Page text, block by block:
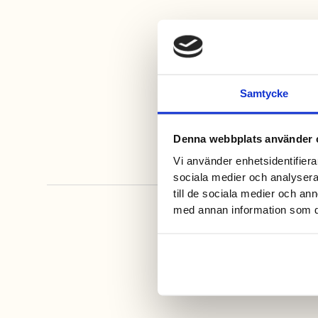
Samtycke
Denna webbplats använder
Vi använder
sociala medier och
till de sociala medier och
med annan information som